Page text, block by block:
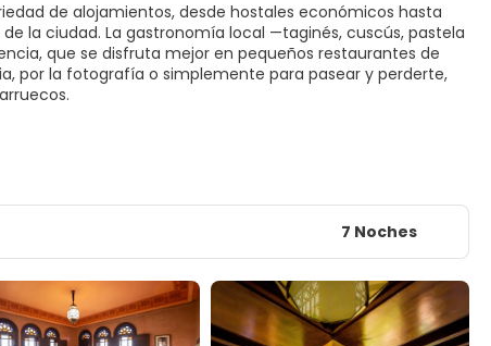
de alojamientos, desde hostales económicos hasta
la ciudad. La gastronomía local —taginés, cuscús, pastela
que se disfruta mejor en pequeños restaurantes de
por la fotografía o simplemente para pasear y perderte,
7 Noches